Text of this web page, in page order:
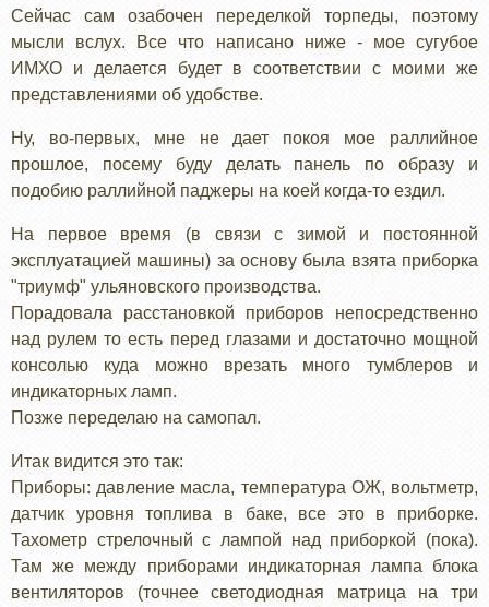
Сейчас сам озабочен переделкой торпеды, поэтому
мысли вслух. Все что написано ниже - мое сугубое
ИМХО и делается будет в соответствии с моими же
представлениями об удобстве.
Ну, во-первых, мне не дает покоя мое раллийное
прошлое, посему буду делать панель по образу и
подобию раллийной паджеры на коей когда-то ездил.
На первое время (в связи с зимой и постоянной
эксплуатацией машины) за основу была взята приборка
"триумф" ульяновского производства.
Порадовала расстановкой приборов непосредственно
над рулем то есть перед глазами и достаточно мощной
консолью куда можно врезать много тумблеров и
индикаторных ламп.
Позже переделаю на самопал.
Итак видится это так:
Приборы: давление масла, температура ОЖ, вольтметр,
датчик уровня топлива в баке, все это в приборке.
Тахометр стрелочный с лампой над приборкой (пока).
Там же между приборами индикаторная лампа блока
вентиляторов (точнее светодиодная матрица на три